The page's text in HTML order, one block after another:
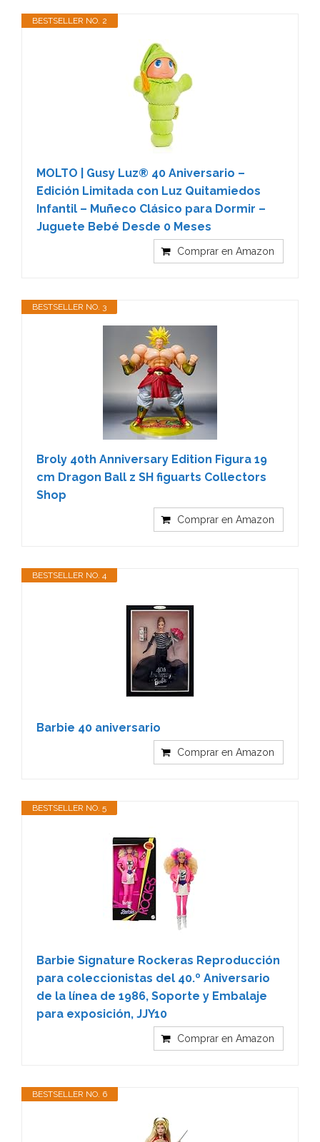
BESTSELLER NO. 2
MOLTO | Gusy Luz® 40 Aniversario –
Edición Limitada con Luz Quitamiedos
Infantil – Muñeco Clásico para Dormir –
Juguete Bebé Desde 0 Meses
Comprar en Amazon
BESTSELLER NO. 3
Broly 40th Anniversary Edition Figura 19
cm Dragon Ball z SH figuarts Collectors
Shop
Comprar en Amazon
BESTSELLER NO. 4
Barbie 40 aniversario
Comprar en Amazon
BESTSELLER NO. 5
Barbie Signature Rockeras Reproducción
para coleccionistas del 40.º Aniversario
de la línea de 1986, Soporte y Embalaje
para exposición, JJY10
Comprar en Amazon
BESTSELLER NO. 6